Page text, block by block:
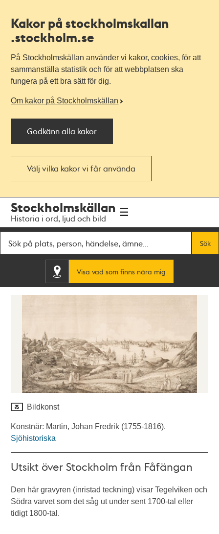
Kakor på stockholmskallan
.stockholm.se
På Stockholmskällan använder vi kakor, cookies, för att
sammanställa statistik och för att webbplatsen ska
fungera på ett bra sätt för dig.
Om kakor på Stockholmskällan
Godkänn alla kakor
Välj vilka kakor vi får använda
navigationen
huvudinnehållet
Stockholmskällan
Historia i ord, ljud och bild
Sök
Visa vad som finns nära mig
Bildkonst
Konstnär: Martin, Johan Fredrik (1755-1816).
Sjöhistoriska
Utsikt över Stockholm från Fåfängan
Den här gravyren (inristad teckning) visar Tegelviken och
Södra varvet som det såg ut under sent 1700-tal eller
tidigt 1800-tal.